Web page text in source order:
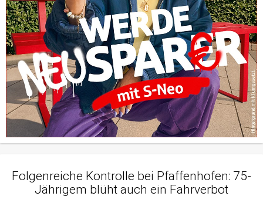
Folgenreiche Kontrolle bei Pfaffenhofen: 75-
Jährigem blüht auch ein Fahrverbot